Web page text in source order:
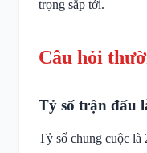
trọng sắp tới.
Câu hỏi
Tỷ số trận đấu
Tỷ số chung cuộc là